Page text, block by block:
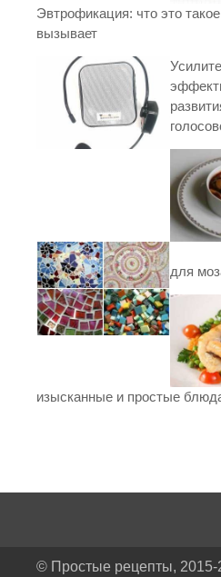
Эвтрофикация: что это
вызывает
для
изысканные и простые
© Простые рецепты, 2015-